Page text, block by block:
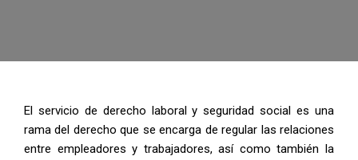
El servicio de derecho laboral y seguridad social es una
rama del derecho que se encarga de regular las relaciones
entre empleadores y trabajadores, así como también la